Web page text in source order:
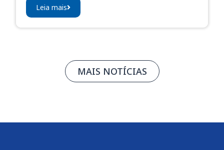
Leia mais
MAIS NOTÍCIAS